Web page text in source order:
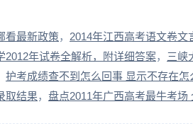
看最新政策
2014年江西高考语文卷文
2012年试卷全解析，附详细答案
三峡
护考成绩查不到怎么回事 显示不存在怎
取结果
盘点2011年广西高考最牛考场